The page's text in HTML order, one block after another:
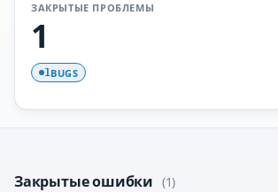
ЗАКРЫТЫЕ ПРОБЛЕМЫ
1
1BUGS
Закрытые ошибки (1)